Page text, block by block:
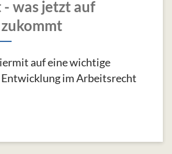
was jetzt auf
auf eine wichtige
Entwicklung im Arbeitsrecht